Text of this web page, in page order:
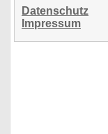
Datenschutz
Impressum